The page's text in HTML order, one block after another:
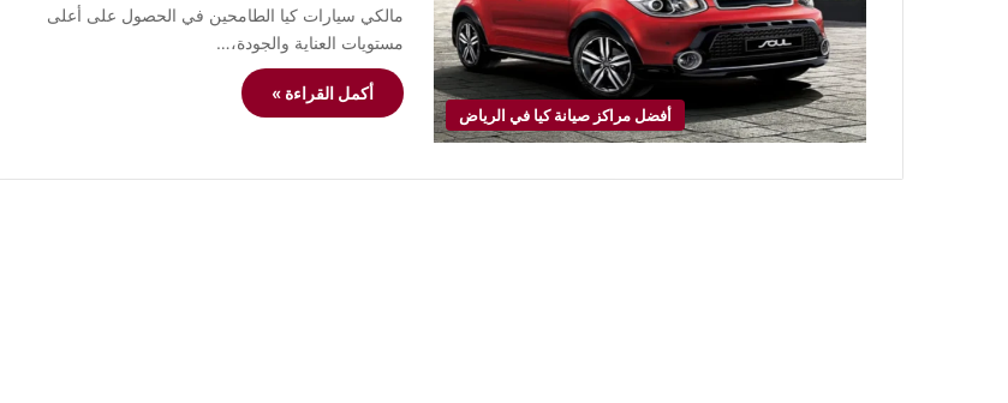
أفضل مراكز صيانة كيا في الرياض
مالكي سيارات كيا الطامحين في الحصول على أعلى
مستويات العناية والجودة،…
أكمل القراءة »